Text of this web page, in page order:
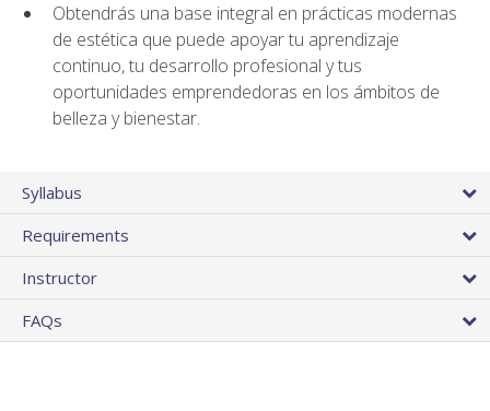
Obtendrás una base integral en prácticas modernas
de estética que puede apoyar tu aprendizaje
continuo, tu desarrollo profesional y tus
oportunidades emprendedoras en los ámbitos de
belleza y bienestar.
Syllabus
Requirements
Instructor
FAQs